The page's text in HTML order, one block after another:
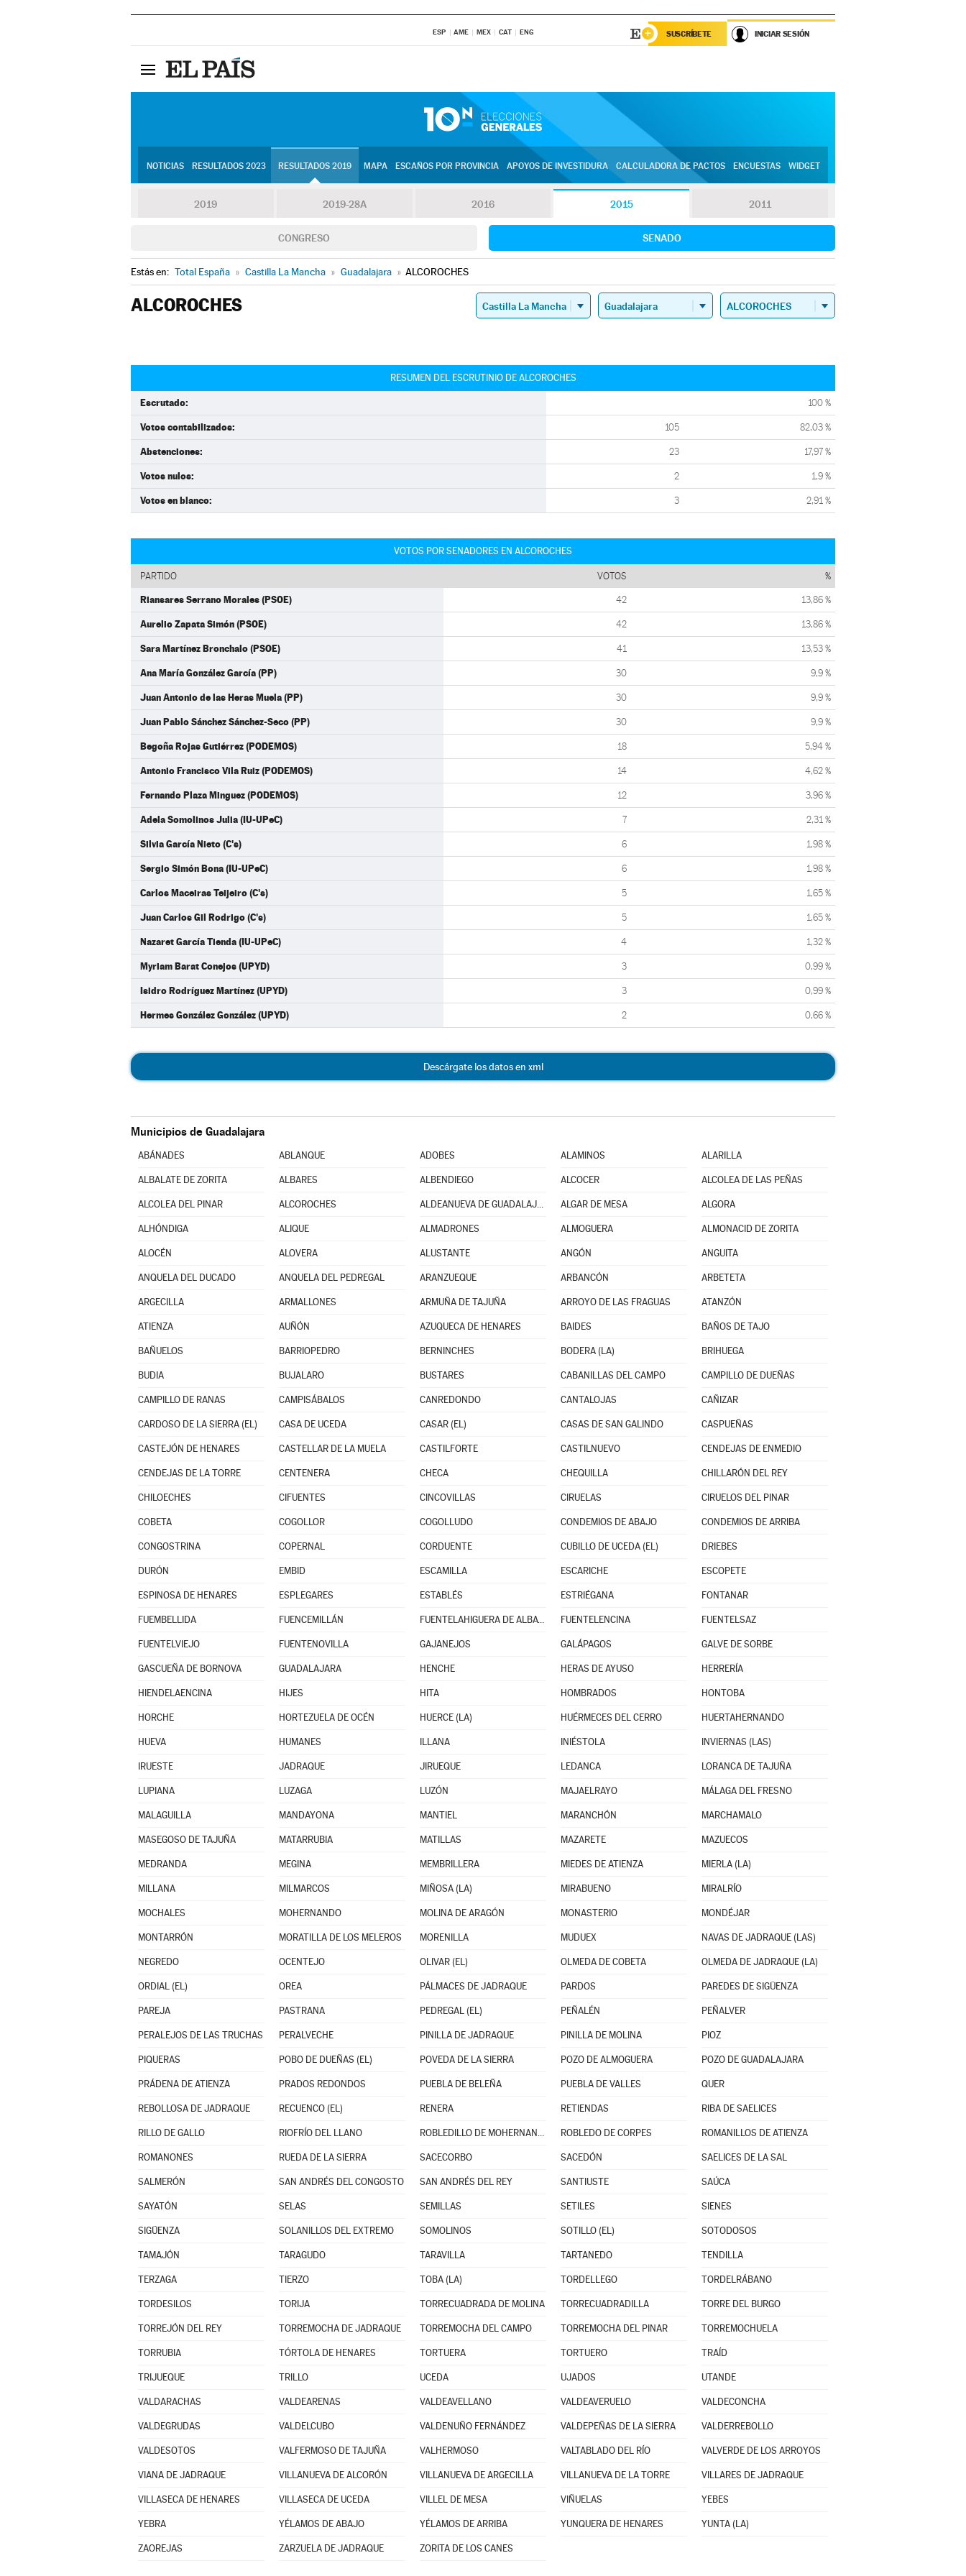
ESP AME MEX CAT ENG SUSCRÍBETE INICIAR SESIÓN
NOTICIAS RESULTADOS 2023 RESULTADOS 2019 MAPA ESCAÑOS POR PROVINCIA APOYOS DE INVESTIDURA CALCULADORA DE PACTOS ENCUESTAS WIDGET
2019 2019-28A 2016 2015 2011
CONGRESO SENADO
Estás en: Total España » Castilla La Mancha » Guadalajara » ALCOROCHES
ALCOROCHES
RESUMEN DEL ESCRUTINIO DE ALCOROCHES
Escrutado: 100 %
Votos contabilizados: 105 82,03 %
Abstenciones: 23 17,97 %
Votos nulos: 2 1,9 %
Votos en blanco: 3 2,91 %
VOTOS POR SENADORES EN ALCOROCHES
PARTIDO VOTOS %
Riansares Serrano Morales (PSOE) 42 13,86 %
Aurelio Zapata Simón (PSOE) 42 13,86 %
Sara Martínez Bronchalo (PSOE) 41 13,53 %
Ana María González García (PP) 30 9,9 %
Juan Antonio de las Heras Muela (PP) 30 9,9 %
Juan Pablo Sánchez Sánchez-Seco (PP) 30 9,9 %
Begoña Rojas Gutiérrez (PODEMOS) 18 5,94 %
Antonio Francisco Vila Ruiz (PODEMOS) 14 4,62 %
Fernando Plaza Minguez (PODEMOS) 12 3,96 %
Adela Somolinos Julia (IU-UPeC) 7 2,31 %
Silvia García Nieto (C's) 6 1,98 %
Sergio Simón Bona (IU-UPeC) 6 1,98 %
Carlos Maceiras Teijeiro (C's) 5 1,65 %
Juan Carlos Gil Rodrigo (C's) 5 1,65 %
Nazaret García Tienda (IU-UPeC) 4 1,32 %
Myriam Barat Conejos (UPYD) 3 0,99 %
Isidro Rodríguez Martínez (UPYD) 3 0,99 %
Hermes González González (UPYD) 2 0,66 %
Descárgate los datos en xml
Municipios de Guadalajara
ABÁNADES ABLANQUE ADOBES ALAMINOS ALARILLA
ALBALATE DE ZORITA ALBARES ALBENDIEGO ALCOCER ALCOLEA DE LAS PEÑAS
ALCOLEA DEL PINAR ALCOROCHES ALDEANUEVA DE GUADALAJARA ALGAR DE MESA ALGORA
ALHÓNDIGA ALIQUE ALMADRONES ALMOGUERA ALMONACID DE ZORITA
ALOCÉN ALOVERA ALUSTANTE ANGÓN ANGUITA
ANQUELA DEL DUCADO ANQUELA DEL PEDREGAL ARANZUEQUE ARBANCÓN ARBETETA
ARGECILLA ARMALLONES ARMUÑA DE TAJUÑA ARROYO DE LAS FRAGUAS ATANZÓN
ATIENZA AUÑÓN AZUQUECA DE HENARES BAIDES BAÑOS DE TAJO
BAÑUELOS BARRIOPEDRO BERNINCHES BODERA (LA) BRIHUEGA
BUDIA BUJALARO BUSTARES CABANILLAS DEL CAMPO CAMPILLO DE DUEÑAS
CAMPILLO DE RANAS CAMPISÁBALOS CANREDONDO CANTALOJAS CAÑIZAR
CARDOSO DE LA SIERRA (EL) CASA DE UCEDA CASAR (EL) CASAS DE SAN GALINDO CASPUEÑAS
CASTEJÓN DE HENARES CASTELLAR DE LA MUELA CASTILFORTE CASTILNUEVO CENDEJAS DE ENMEDIO
CENDEJAS DE LA TORRE CENTENERA CHECA CHEQUILLA CHILLARÓN DEL REY
CHILOECHES CIFUENTES CINCOVILLAS CIRUELAS CIRUELOS DEL PINAR
COBETA COGOLLOR COGOLLUDO CONDEMIOS DE ABAJO CONDEMIOS DE ARRIBA
CONGOSTRINA COPERNAL CORDUENTE CUBILLO DE UCEDA (EL) DRIEBES
DURÓN EMBID ESCAMILLA ESCARICHE ESCOPETE
ESPINOSA DE HENARES ESPLEGARES ESTABLÉS ESTRIÉGANA FONTANAR
FUEMBELLIDA FUENCEMILLÁN FUENTELAHIGUERA DE ALBATAGES FUENTELENCINA FUENTELSAZ
FUENTELVIEJO FUENTENOVILLA GAJANEJOS GALÁPAGOS GALVE DE SORBE
GASCUEÑA DE BORNOVA GUADALAJARA HENCHE HERAS DE AYUSO HERRERÍA
HIENDELAENCINA HIJES HITA HOMBRADOS HONTOBA
HORCHE HORTEZUELA DE OCÉN HUERCE (LA) HUÉRMECES DEL CERRO HUERTAHERNANDO
HUEVA HUMANES ILLANA INIÉSTOLA INVIERNAS (LAS)
IRUESTE JADRAQUE JIRUEQUE LEDANCA LORANCA DE TAJUÑA
LUPIANA LUZAGA LUZÓN MAJAELRAYO MÁLAGA DEL FRESNO
MALAGUILLA MANDAYONA MANTIEL MARANCHÓN MARCHAMALO
MASEGOSO DE TAJUÑA MATARRUBIA MATILLAS MAZARETE MAZUECOS
MEDRANDA MEGINA MEMBRILLERA MIEDES DE ATIENZA MIERLA (LA)
MILLANA MILMARCOS MIÑOSA (LA) MIRABUENO MIRALRÍO
MOCHALES MOHERNANDO MOLINA DE ARAGÓN MONASTERIO MONDÉJAR
MONTARRÓN MORATILLA DE LOS MELEROS MORENILLA MUDUEX NAVAS DE JADRAQUE (LAS)
NEGREDO OCENTEJO OLIVAR (EL) OLMEDA DE COBETA OLMEDA DE JADRAQUE (LA)
ORDIAL (EL) OREA PÁLMACES DE JADRAQUE PARDOS PAREDES DE SIGÜENZA
PAREJA PASTRANA PEDREGAL (EL) PEÑALÉN PEÑALVER
PERALEJOS DE LAS TRUCHAS PERALVECHE PINILLA DE JADRAQUE PINILLA DE MOLINA PIOZ
PIQUERAS POBO DE DUEÑAS (EL) POVEDA DE LA SIERRA POZO DE ALMOGUERA POZO DE GUADALAJARA
PRÁDENA DE ATIENZA PRADOS REDONDOS PUEBLA DE BELEÑA PUEBLA DE VALLES QUER
REBOLLOSA DE JADRAQUE RECUENCO (EL) RENERA RETIENDAS RIBA DE SAELICES
RILLO DE GALLO RIOFRÍO DEL LLANO ROBLEDILLO DE MOHERNANDO ROBLEDO DE CORPES ROMANILLOS DE ATIENZA
ROMANONES RUEDA DE LA SIERRA SACECORBO SACEDÓN SAELICES DE LA SAL
SALMERÓN SAN ANDRÉS DEL CONGOSTO SAN ANDRÉS DEL REY SANTIUSTE SAÚCA
SAYATÓN SELAS SEMILLAS SETILES SIENES
SIGÜENZA SOLANILLOS DEL EXTREMO SOMOLINOS SOTILLO (EL) SOTODOSOS
TAMAJÓN TARAGUDO TARAVILLA TARTANEDO TENDILLA
TERZAGA TIERZO TOBA (LA) TORDELLEGO TORDELRÁBANO
TORDESILOS TORIJA TORRECUADRADA DE MOLINA TORRECUADRADILLA TORRE DEL BURGO
TORREJÓN DEL REY TORREMOCHA DE JADRAQUE TORREMOCHA DEL CAMPO TORREMOCHA DEL PINAR TORREMOCHUELA
TORRUBIA TÓRTOLA DE HENARES TORTUERA TORTUERO TRAÍD
TRIJUEQUE TRILLO UCEDA UJADOS UTANDE
VALDARACHAS VALDEARENAS VALDEAVELLANO VALDEAVERUELO VALDECONCHA
VALDEGRUDAS VALDELCUBO VALDENUÑO FERNÁNDEZ VALDEPEÑAS DE LA SIERRA VALDERREBOLLO
VALDESOTOS VALFERMOSO DE TAJUÑA VALHERMOSO VALTABLADO DEL RÍO VALVERDE DE LOS ARROYOS
VIANA DE JADRAQUE VILLANUEVA DE ALCORÓN VILLANUEVA DE ARGECILLA VILLANUEVA DE LA TORRE VILLARES DE JADRAQUE
VILLASECA DE HENARES VILLASECA DE UCEDA VILLEL DE MESA VIÑUELAS YEBES
YEBRA YÉLAMOS DE ABAJO YÉLAMOS DE ARRIBA YUNQUERA DE HENARES YUNTA (LA)
ZAOREJAS ZARZUELA DE JADRAQUE ZORITA DE LOS CANES